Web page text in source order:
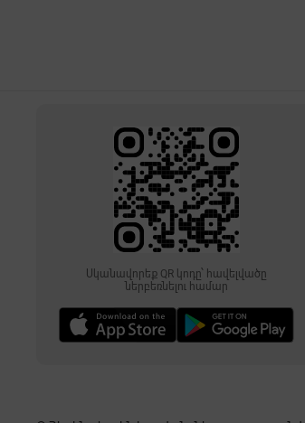
Սկանավորեք QR կոդը՝ հավելվածը
ներբեռնելու համար